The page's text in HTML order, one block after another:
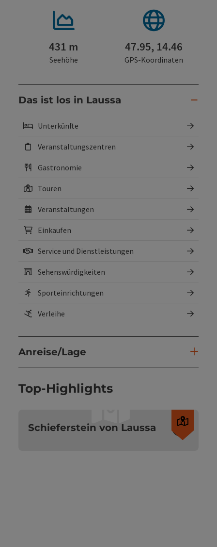
431 m
Seehöhe
47.95, 14.46
GPS-Koordinaten
Das ist los in Laussa
Unterkünfte
Veranstaltungszentren
Gastronomie
Touren
Veranstaltungen
Einkaufen
Service und Dienstleistungen
Sehenswürdigkeiten
Sporteinrichtungen
Verleihe
Anreise/Lage
Top-Highlights
Schieferstein von Laussa